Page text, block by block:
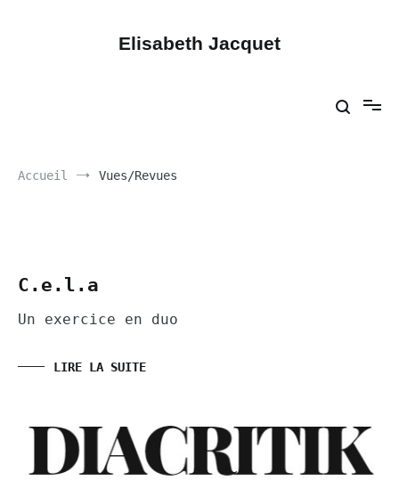
Elisabeth Jacquet
Accueil Vues/Revues
C.e.l.a
Un exercice en duo
LIRE LA SUITE